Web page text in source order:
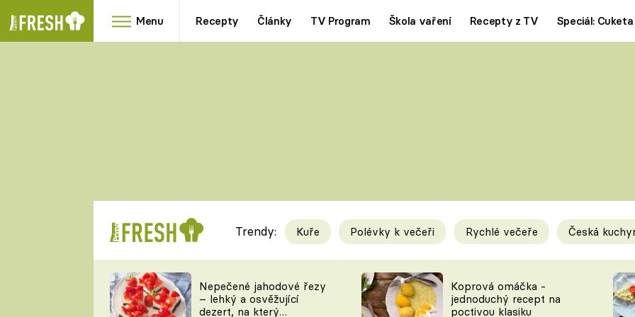
Menu Recepty Články TV Program Škola vaření Recepty z TV Speciál: Cuketa
RYCHLOVKY
Videorecepty
TEĎ VAŘÍ ŠÉF!
Tipy a triky
KAM ZA JÍDLEM
Trendy: Kuře Polévky k večeři Rychlé večeře Česká
Nepečené jahodové řezy
– lehký a osvěžující
dezert, na který
Koprová omáčka -
jednoduchý recept na
poctivou klasiku